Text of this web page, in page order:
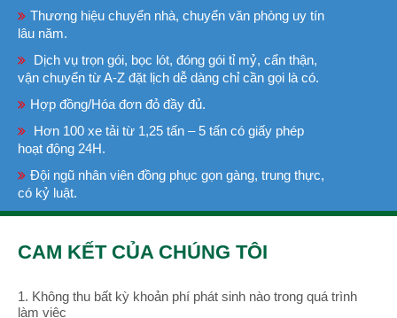
Thương hiệu chuyển nhà, chuyển văn phòng uy tín
lâu năm.
Dịch vụ trọn gói, bọc lót, đóng gói tỉ mỷ, cẩn thận,
vận chuyển từ A-Z đặt lịch dễ dàng chỉ cần gọi là có.
Hợp đồng/Hóa đơn đỏ đầy đủ.
Hơn 100 xe tải từ 1,25 tấn – 5 tấn có giấy phép
hoạt động 24H.
Đội ngũ nhân viên đồng phục gọn gàng, trung thực,
có kỷ luật.
CAM KẾT CỦA CHÚNG TÔI
1. Không thu bất kỳ khoản phí phát sinh nào trong quá trình
làm việc